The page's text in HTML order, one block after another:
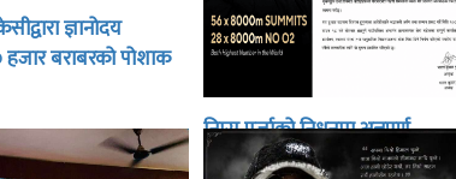
ज्ञानोदय
हजार बराबरको पोशाक
निम्स पुर्जाको निधनमा अन्नपूर्ण
गाउँपालिकाद्वारा शोक बिदा